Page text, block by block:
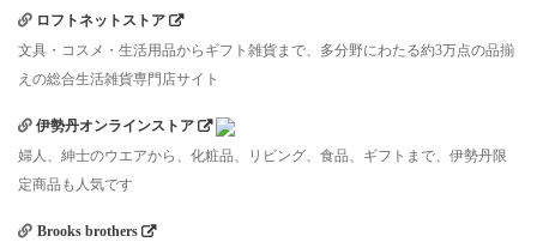
ロフトネットストア
文具・コスメ・生活用品からギフト雑貨まで、多分野にわたる約3万点の品揃
えの総合生活雑貨専門店サイト
伊勢丹オンラインストア
婦人、紳士のウエアから、化粧品、リビング、食品、ギフトまで、伊勢丹限
定商品も人気です
Brooks brothers